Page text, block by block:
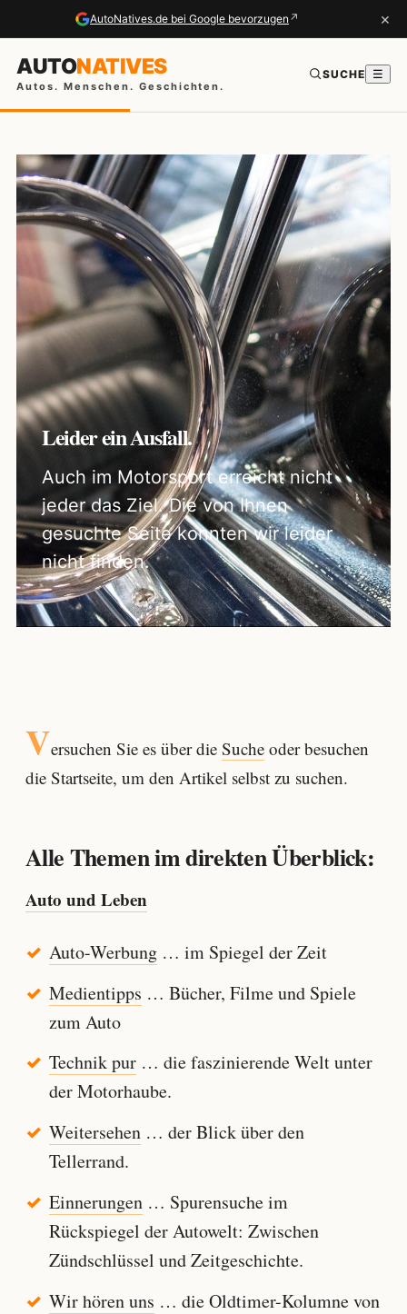
AutoNatives.de bei Google bevorzugen ↗ ×
AUTONATIVES
Autos. Menschen. Geschichten.
SUCHE ☰
Leider ein Ausfall.
Auch im Motorsport erreicht nicht
jeder das Ziel. Die von Ihnen
gesuchte Seite konnten wir leider
nicht finden.
Versuchen Sie es über die Sucheoder besuchen
die Startseite, um den Artikel selbst zu suchen.
Alle Themen im direkten Überblick:
Auto und Leben
Auto-Werbung… im Spiegel der Zeit
Medientipps … Bücher, Filme und Spiele
zum Auto
Technik pur… die faszinierende Welt unter
der Motorhaube.
Weitersehen… der Blick über den
Tellerrand.
Einnerungen… Spurensuche im
Rückspiegel der Autowelt: Zwischen
Zündschlüssel und Zeitgeschichte.
Wir hören uns … die Oldtimer-Kolumne von